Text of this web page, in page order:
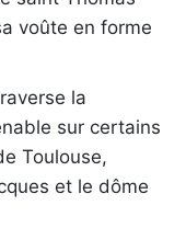
voûte en forme
la
sur certains
Toulouse,
et le dôme